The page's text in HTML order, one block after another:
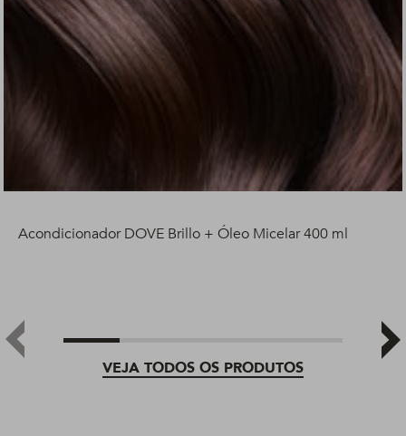
VEJA TODOS OS PRODUTOS
Acondicionador DOVE Brillo + Óleo Micelar 400 ml